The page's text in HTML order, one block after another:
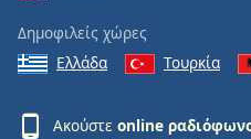
Δημοφιλείς χώρες
Ελλάδα
Τουρκία
Ακούστε online